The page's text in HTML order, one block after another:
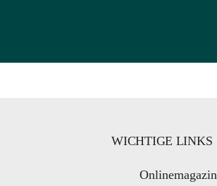
WICHTIGE LINKS
Onlinemagazin